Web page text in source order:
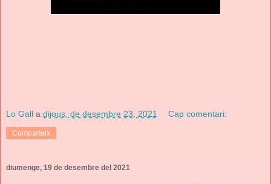
Lo Gall a dijous, de desembre 23, 2021 Cap comentari:
Comparteix
diumenge, 19 de desembre del 2021